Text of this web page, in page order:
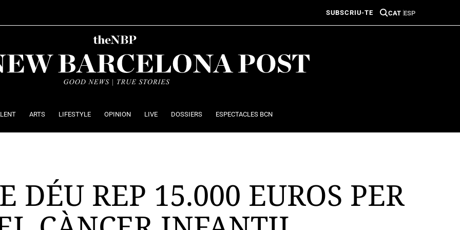
SUBSCRIU-TE CAT ESP
ARTS LIFESTYLE OPINION LIVE DOSSIERS ESPECTACLES BCN
DÉU REP 15.000 EUROS PER